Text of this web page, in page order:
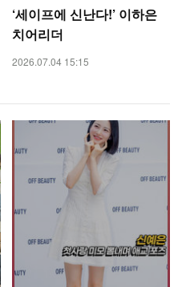
‘세이프에 신난다!’ 이하은
치어리더
2026.07.04 15:15